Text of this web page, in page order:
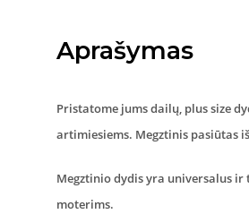
Aprašymas
Pristatome jums dailų, plus size
artimiesiems. Megztinis pasiūtas
Megztinio dydis yra universalus ir
moterims.